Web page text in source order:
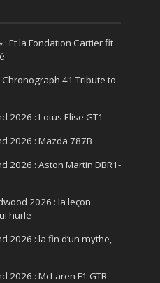
Et la Fondation Cartier fit
41 Tribute to
2026 : Lotus Elise GT1
2026 : Mazda 787B
2026 : Aston Martin DBR1-
2026 : la leçon
hurle
2026 : la fin d’un mythe,
2026 : McLaren F1 GTR